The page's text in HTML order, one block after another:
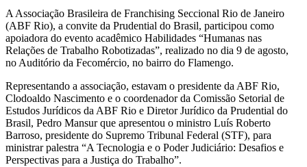
A Associação Brasileira de Franchising Seccional Rio de Janeiro
(ABF Rio), a convite da Prudential do Brasil, participou como
apoiadora do evento acadêmico Habilidades “Humanas nas
Relações de Trabalho Robotizadas”, realizado no dia 9 de agosto,
no Auditório da Fecomércio, no bairro do Flamengo.
Representando a associação, estavam o presidente da ABF Rio,
Clodoaldo Nascimento e o coordenador da Comissão Setorial de
Estudos Jurídicos da ABF Rio e Diretor Jurídico da Prudential do
Brasil, Pedro Mansur que apresentou o ministro Luís Roberto
Barroso, presidente do Supremo Tribunal Federal (STF), para
ministrar palestra “A Tecnologia e o Poder Judiciário: Desafios e
Perspectivas para a Justiça do Trabalho”.